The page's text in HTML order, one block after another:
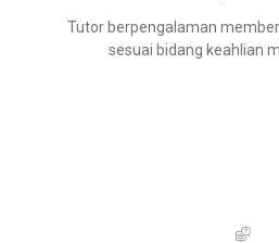
Tutor berpengalaman
sesuai bidang keahlian